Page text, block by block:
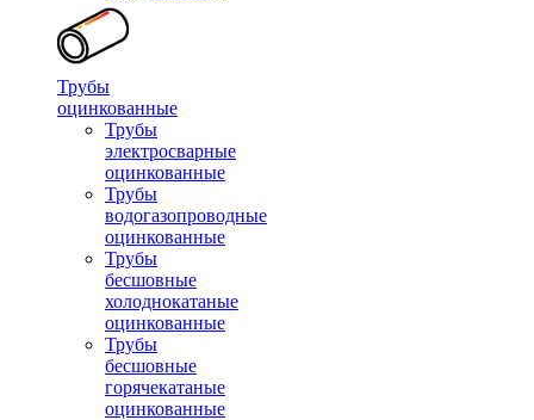
Трубы
оцинкованные
Трубы
электросварные
оцинкованные
Трубы
водогазопроводные
оцинкованные
Трубы
бесшовные
холоднокатаные
оцинкованные
Трубы
бесшовные
горячекатаные
оцинкованные